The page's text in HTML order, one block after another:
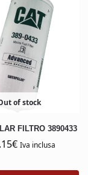
of stock
FILTRO 3890433
€ Iva inclusa